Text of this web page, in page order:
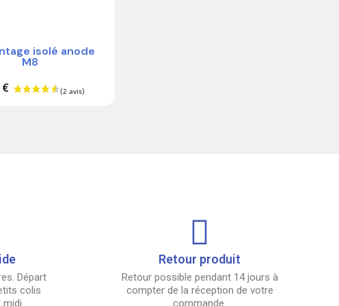
isolé anode
M8
€
Départ
colis
Retour produit
Retour possible pendant 14 jours à
compter de la réception de votre
commande.